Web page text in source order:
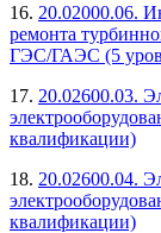
16. 20.02000.06.
ремонта
ГЭС/ГАЭС (5
17. 20.02600.03.
квалификации)
18. 20.02600.04.
квалификации)